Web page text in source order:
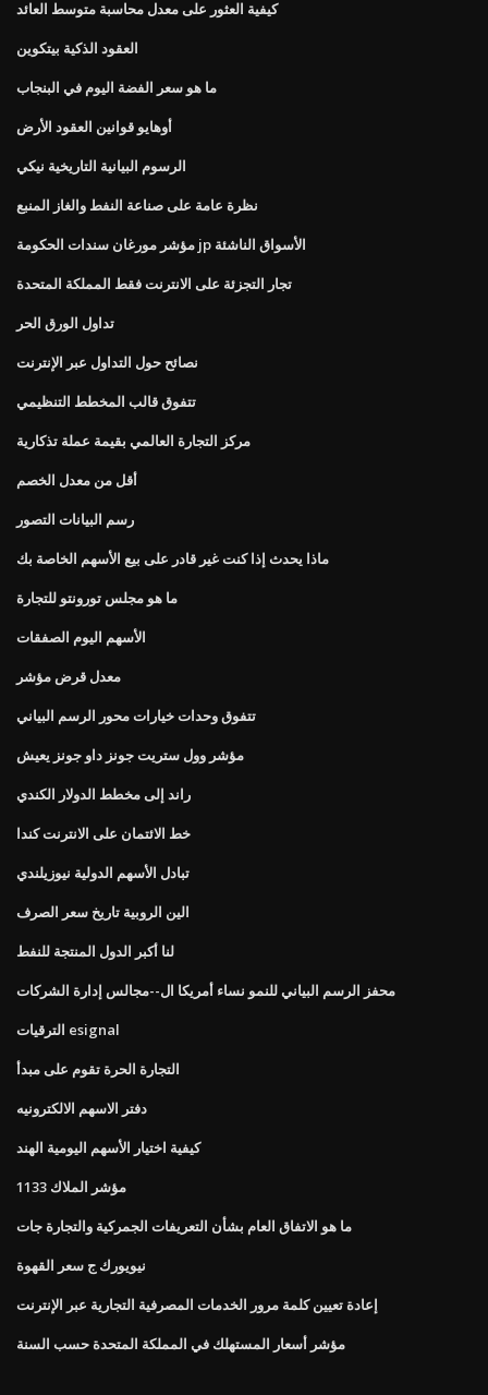
كيفية العثور على معدل محاسبة متوسط ​​العائد
العقود الذكية بيتكوين
ما هو سعر الفضة اليوم في البنجاب
أوهايو قوانين العقود الأرض
الرسوم البيانية التاريخية نيكي
نظرة عامة على صناعة النفط والغاز المنبع
مؤشر مورغان سندات الحكومة jp الأسواق الناشئة
تجار التجزئة على الانترنت فقط المملكة المتحدة
تداول الورق الحر
نصائح حول التداول عبر الإنترنت
تتفوق قالب المخطط التنظيمي
مركز التجارة العالمي بقيمة عملة تذكارية
أقل من معدل الخصم
رسم البيانات التصور
ماذا يحدث إذا كنت غير قادر على بيع الأسهم الخاصة بك
ما هو مجلس تورونتو للتجارة
الأسهم اليوم الصفقات
معدل قرض مؤشر
تتفوق وحدات خيارات محور الرسم البياني
مؤشر وول ستريت جونز داو جونز يعيش
راند إلى مخطط الدولار الكندي
خط الائتمان على الانترنت كندا
تبادل الأسهم الدولية نيوزيلندي
الين الروبية تاريخ سعر الصرف
لنا أكبر الدول المنتجة للنفط
محفز الرسم البياني للنمو نساء أمريكا ال--مجالس إدارة الشركات
الترقيات esignal
التجارة الحرة تقوم على مبدأ
دفتر الاسهم الالكترونيه
كيفية اختيار الأسهم اليومية الهند
مؤشر الملاك 1133
ما هو الاتفاق العام بشأن التعريفات الجمركية والتجارة جات
نيويورك ج سعر القهوة
إعادة تعيين كلمة مرور الخدمات المصرفية التجارية عبر الإنترنت
مؤشر أسعار المستهلك في المملكة المتحدة حسب السنة